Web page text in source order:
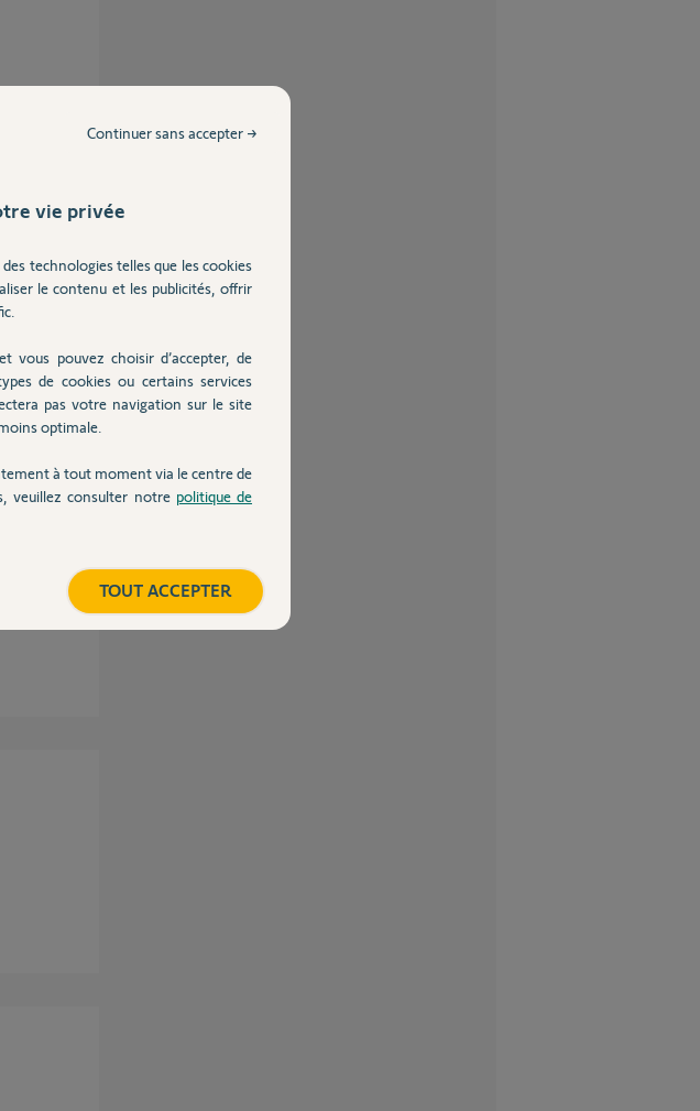
vie privée
technologies telles que les cookies
le contenu et les publicités, offrir
vous pouvez choisir d’accepter, de
de cookies ou certains services
pas votre navigation sur le site
optimale.
à tout moment via le centre de
veuillez consulter notre politique de
Continuer sans accepter →
TOUT ACCEPTER